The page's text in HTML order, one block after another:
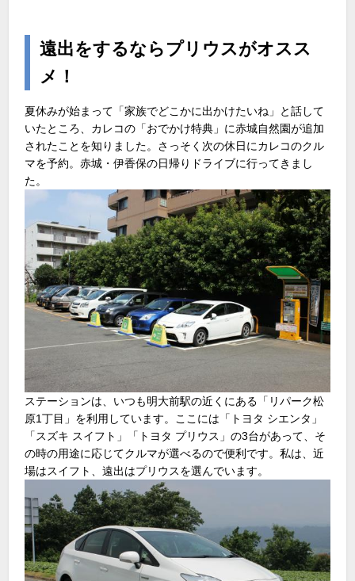
遠出をするならプリウスがオスス
メ！
夏休みが始まって「家族でどこかに出かけたいね」と話して
いたところ、カレコの「おでかけ特典」に赤城自然園が追加
されたことを知りました。さっそく次の休日にカレコのクル
マを予約。赤城・伊香保の日帰りドライブに行ってきまし
た。
ステーションは、いつも明大前駅の近くにある「リパーク松
原1丁目」を利用しています。ここには「トヨタ シエンタ」
「スズキ スイフト」「トヨタ プリウス」の3台があって、そ
の時の用途に応じてクルマが選べるので便利です。私は、近
場はスイフト、遠出はプリウスを選んでいます。